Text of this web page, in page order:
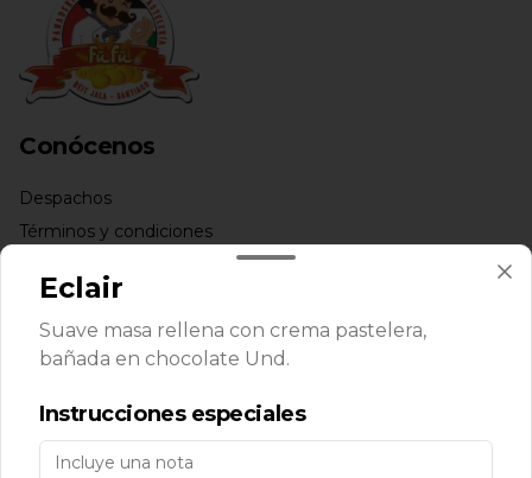
Conócenos
Despachos
Términos y condiciones
Redes sociales
Instagram
Mi cuenta
Eclair
Suave masa rellena con crema pastelera,
bañada en chocolate Und.
Instrucciones especiales